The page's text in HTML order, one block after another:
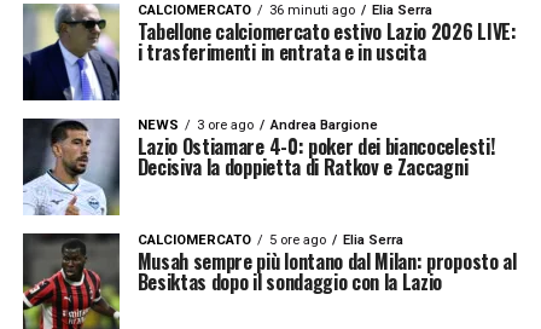
CALCIOMERCATO 36 minuti ago Elia Serra
Tabellone calciomercato estivo Lazio 2026 LIVE:
i trasferimenti in entrata e in uscita
NEWS 3 ore ago Andrea Bargione
Lazio Ostiamare 4-0: poker dei biancocelesti!
Decisiva la doppietta di Ratkov e Zaccagni
CALCIOMERCATO 5 ore ago Elia Serra
Musah sempre più lontano dal Milan: proposto al
Besiktas dopo il sondaggio con la Lazio